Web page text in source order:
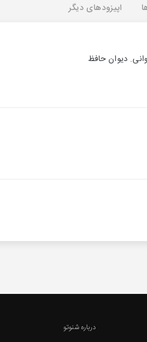
اپیزودهای دیگر
درباره شنوتو